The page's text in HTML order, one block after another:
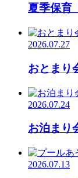
夏季保育
2026.07.27
おとまり
2026.07.24
お泊まり
2026.07.13